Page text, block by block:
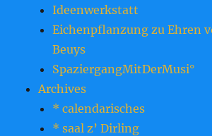
Ideenwerkstatt
Eichenpflanzung zu Ehren
Beuys
SpaziergangMitDerMusi°
Archives
* calendarisches
* saal z’ Dirling